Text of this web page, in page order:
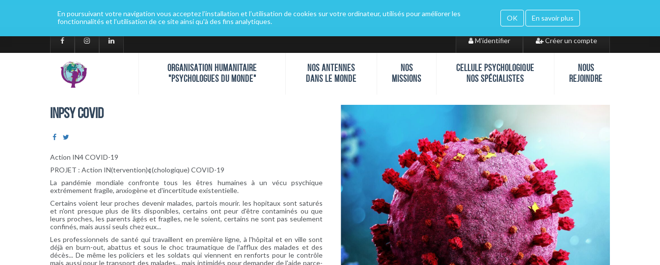
En poursuivant votre navigation vous acceptez l’installation et l’utilisation de cookies sur votre ordinateur, utilisés pour améliorer les
fonctionnalités et l’utilisation de ce site ainsi qu'à des fins analytiques.
OK En savoir plus
Votre site "Psychologues du Monde" dans toutes les langues Installer google translate
M'identifier Créer un compte
ORGANISATION HUMANITAIRE
"PSYCHOLOGUES DU MONDE"
NOS ANTENNES
DANS LE MONDE
NOS
MISSIONS
CELLULE PSYCHOLOGIQUE
NOS SPÉCIALISTES
NOUS
REJOINDRE
INPSY COVID
Action IN4 COVID-19
PROJET : Action IN(tervention)¢(chologique) COVID-19
La pandémie mondiale confronte tous les êtres humaines à un vécu psychique
extrémement fragile, anxiogène et d'incertitude existentielle.
Certains voient leur proches devenir malades, partois mourir. les hopitaux sont saturés
et n'ont presque plus de lits disponibles, certains ont peur d'être contaminés ou que
leurs proches, les parents âgés et fragiles, ne le soient, certains ne sont pas seulement
confinés, mais aussi seuls chez eux...
Les professionnels de santé qui travaillent en première ligne, à l'hôpital et en ville sont
déjà en burn-out, abattus et sous le choc traumatique de l'afflux des malades et des
décès... De même les policiers et les soldats qui viennent en renforts pour le contrôle
mais aussi pour le transport des malades... mais intimidés pour demander de l'aide parce-